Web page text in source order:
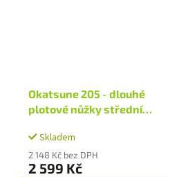
Okatsune 205 - dlouhé
plotové nůžky střední
Skladem
2 148 Kč bez DPH
2 599 Kč